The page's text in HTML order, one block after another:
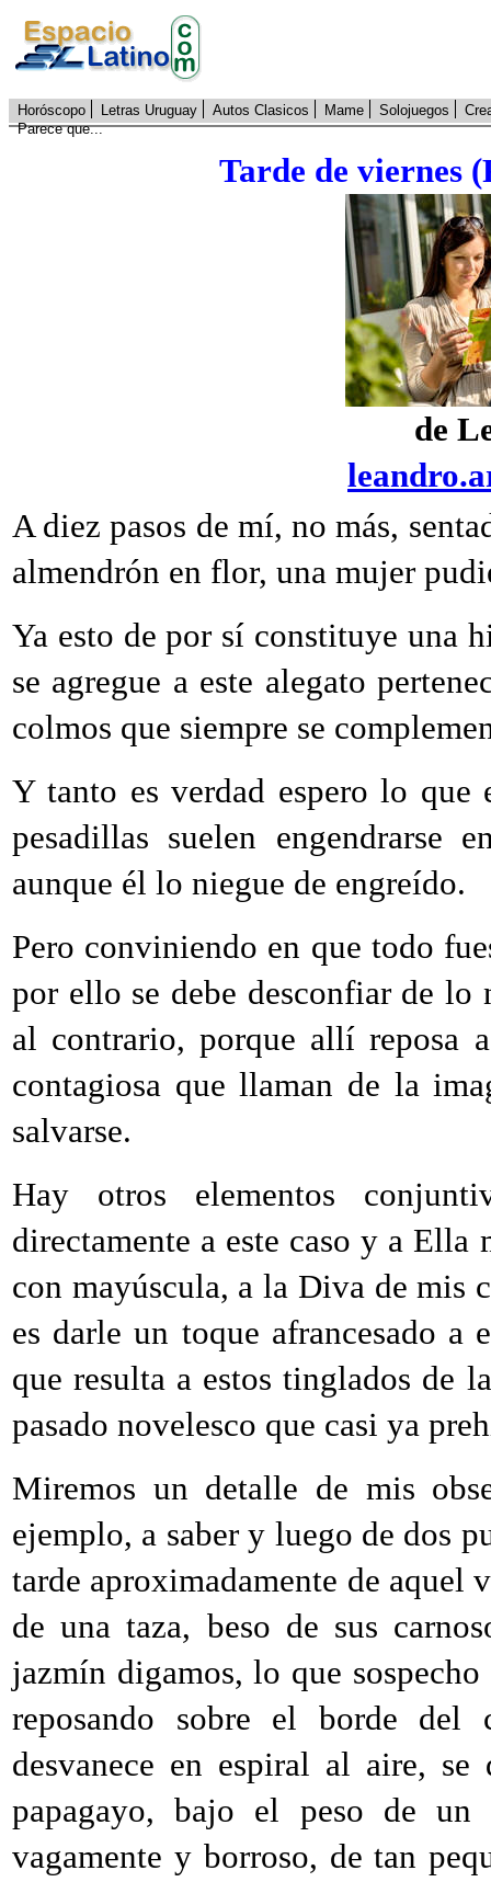
Horóscopo Letras Uruguay Autos Clasicos Mame Solojuegos
Parece que...
Tarde de viernes
de
A diez pasos de mí, no más,
almendrón en flor, una mujer
Ya esto de por sí constituye una
se agregue a este alegato
colmos que siempre se
Y tanto es verdad espero lo que
pesadillas suelen engendrarse
aunque él lo niegue de engreído.
Pero conviniendo en que todo
por ello se debe desconfiar de
al contrario, porque allí reposa
contagiosa que llaman de la
salvarse.
Hay otros elementos
directamente a este caso y a
con mayúscula, a la Diva de mis
es darle un toque afrancesado a
que resulta a estos tinglados de
pasado novelesco que casi ya
Miremos un detalle de mis
ejemplo, a saber y luego de dos
tarde aproximadamente de aquel
de una taza, beso de sus
jazmín digamos, lo que
reposando sobre el borde del
desvanece en espiral al aire,
papagayo, bajo el peso de
vagamente y borroso, de tan